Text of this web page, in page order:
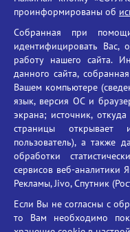
Противодействие угрозам
Социальные ролики -
Противодействие коррупции
БГУ против наркотиков
Брянский
имени
Время
проинформированы об
Собранная при
идентифицировать Вас,
работу нашего сайта.
данного сайта,
Вашем компьютере
язык, версия ОС и
экрана; источник,
страницы
пользователь), а также
обработки
сервисов веб-аналитики
Рекламы, Jivo, Спутник
Если Вы не согласны с
то Вам необходимо